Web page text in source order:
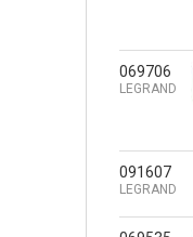
069706
LEGRAND
091607
LEGRAND